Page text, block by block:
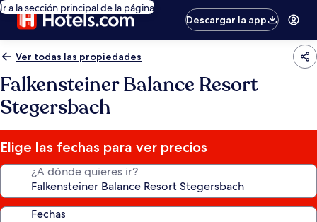
Ir a la sección principal de la página
Descargar la app
Ver todas las propiedades
Falkensteiner Balance Resort
Stegersbach
Elige las fechas para ver precios
¿A dónde quieres ir?
Fechas